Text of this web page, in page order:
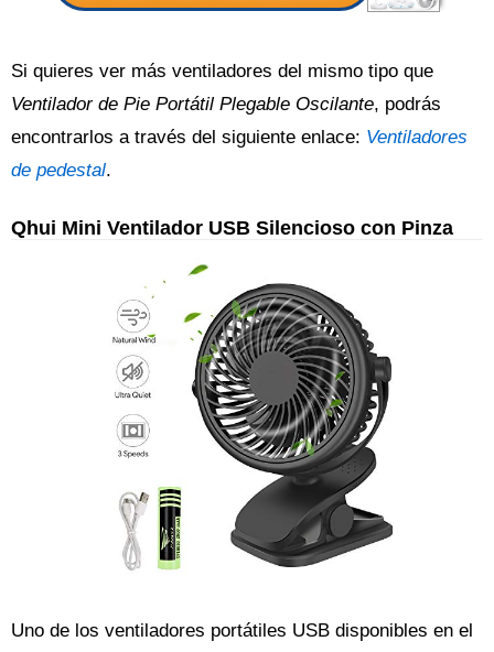
Si quieres ver más ventiladores del mismo tipo que
Ventilador de Pie Portátil Plegable Oscilante, podrás
encontrarlos a través del siguiente enlace: Ventiladores
de pedestal.
Qhui Mini Ventilador USB Silencioso con Pinza
Uno de los ventiladores portátiles USB disponibles en el